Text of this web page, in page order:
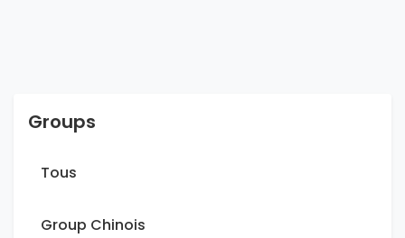
Groups
Tous
Group Chinois